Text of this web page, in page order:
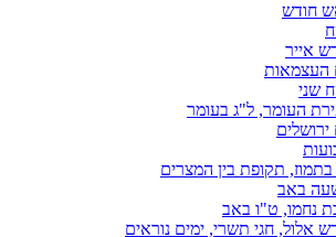
חודש
אייר
העצמאות
שני
העומר, ל"ג בעומר
ירושלים
בתמוז, תקופת בין המצרים
באב
נחמו, ט"ו באב
אלול, חגי תשרי, ימים נוראים